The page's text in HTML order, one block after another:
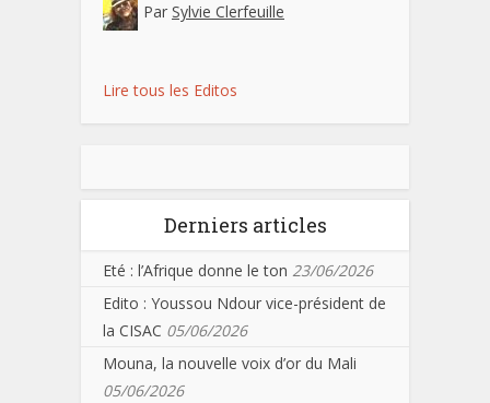
Par Sylvie Clerfeuille
Lire tous les Editos
Derniers articles
Eté : l’Afrique donne le ton 23/06/2026
Edito : Youssou Ndour vice-président de
la CISAC 05/06/2026
Mouna, la nouvelle voix d’or du Mali
05/06/2026